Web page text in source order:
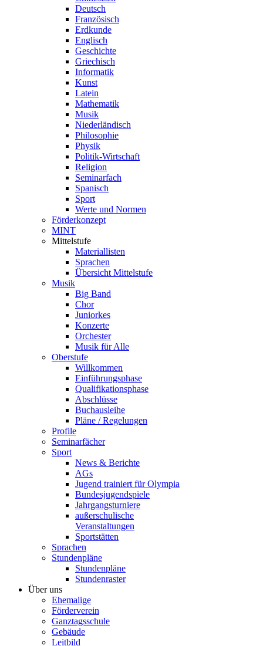
Deutsch
Französisch
Erdkunde
Englisch
Geschichte
Griechisch
Informatik
Kunst
Latein
Mathematik
Musik
Niederländisch
Philosophie
Physik
Politik-Wirtschaft
Religion
Seminarfach
Spanisch
Sport
Werte und Normen
Förderkonzept
MINT
Mittelstufe
Materiallisten
Sprachen
Übersicht Mittelstufe
Musik
Big Band
Chor
Juniorkes
Konzerte
Orchester
Musik für Alle
Oberstufe
Willkommen
Einführungsphase
Qualifikationsphase
Abschlüsse
Buchausleihe
Pläne / Regelungen
Profile
Seminarfächer
Sport
News & Berichte
AGs
Jugend trainiert für Olympia
Bundesjugendspiele
Jahrgangsturniere
außerschulische
Veranstaltungen
Sportstätten
Sprachen
Stundenpläne
Stundenpläne
Stundenraster
Über uns
Ehemalige
Förderverein
Ganztagsschule
Gebäude
Leitbild